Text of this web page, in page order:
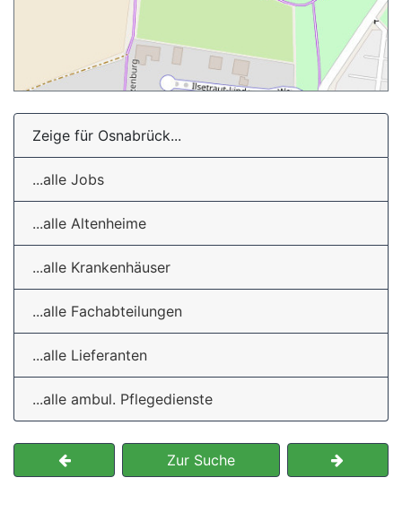
Zeige für Osnabrück...
...alle Jobs
...alle Altenheime
...alle Krankenhäuser
...alle Fachabteilungen
...alle Lieferanten
...alle ambul. Pflegedienste
Zur Suche